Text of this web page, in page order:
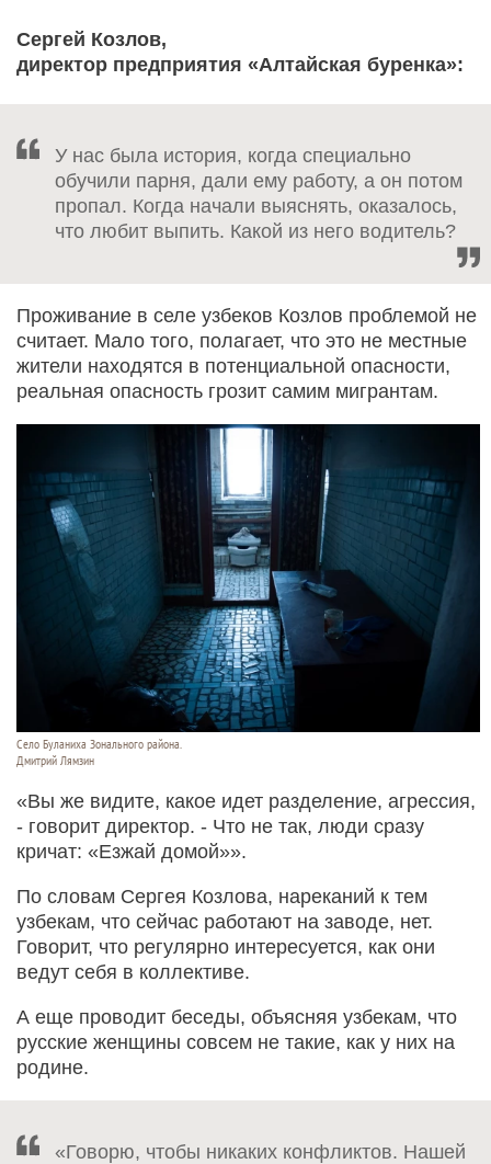
Сергей Козлов,
директор предприятия «Алтайская буренка»:
У нас была история, когда специально
обучили парня, дали ему работу, а он потом
пропал. Когда начали выяснять, оказалось,
что любит выпить. Какой из него водитель?
Проживание в селе узбеков Козлов проблемой не
считает. Мало того, полагает, что это не местные
жители находятся в потенциальной опасности,
реальная опасность грозит самим мигрантам.
Село Буланиха Зонального района.
Дмитрий Лямзин
«Вы же видите, какое идет разделение, агрессия,
- говорит директор. - Что не так, люди сразу
кричат: «Езжай домой»».
По словам Сергея Козлова, нареканий к тем
узбекам, что сейчас работают на заводе, нет.
Говорит, что регулярно интересуется, как они
ведут себя в коллективе.
А еще проводит беседы, объясняя узбекам, что
русские женщины совсем не такие, как у них на
родине.
«Говорю, чтобы никаких конфликтов. Нашей